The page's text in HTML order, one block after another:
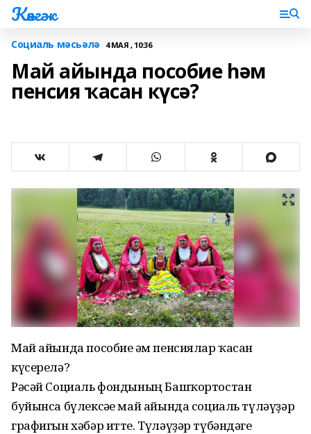
Көнгәк
Социаль мәсьәлә 4 МАЯ , 10:36
Май айында пособие һәм
пенсия ҡасан күсә?
Май айында пособие һәм пенсиялар ҡасан
күсерелә?
Рәсәй Социаль фондының Башҡортостан
буйынса бүлексәһе май айында социаль түләүҙәр
графигын хәбәр итте. Түләүҙәр түбәндәге